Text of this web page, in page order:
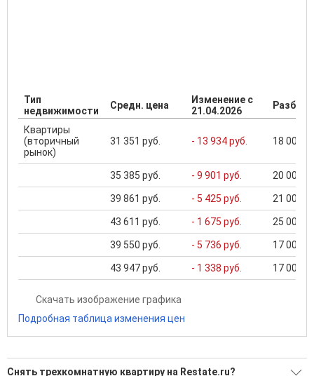
Тип
недвижимости
Средн. цена
Изменение с
21.04.2026
Квартиры
(вторичный
рынок)
31 351 руб. - 13 934 руб. 18 000
35 385 руб. - 9 901 руб. 20 000
39 861 руб. - 5 425 руб. 21 000
43 611 руб. - 1 675 руб. 25 000
39 550 руб. - 5 736 руб. 17 000
43 947 руб. - 1 338 руб. 17 000
Скачать изображение графика
Подробная таблица изменения цен
Снять трехкомнатную квартиру на Restate.ru?